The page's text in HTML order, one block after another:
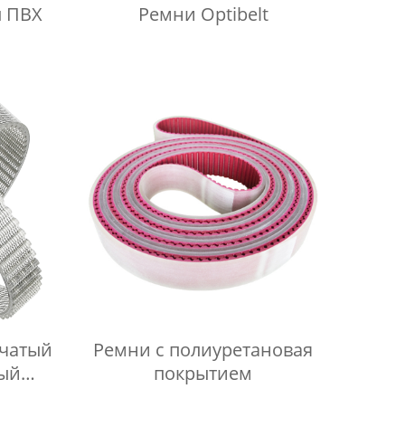
ПВХ Ремни Optibelt
Ремни с полиуретановая
покрытием